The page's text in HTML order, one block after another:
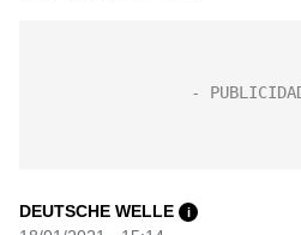
DEUTSCHE WELLE i